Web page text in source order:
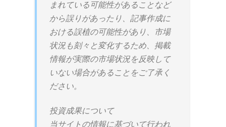
まれている可能性があることなど
から誤りがあったり、記事作成に
おける誤植の可能性があり、市場
状況も刻々と変化するため、掲載
情報が実際の市場状況を反映して
いない場合があることをご了承く
ださい。
投資成果について
当サイトの情報に基づいて行われ